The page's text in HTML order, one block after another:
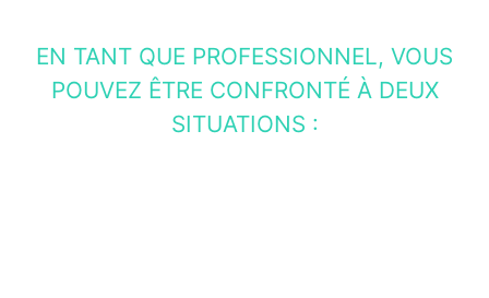
EN TANT QUE PROFESSIONNEL, VOUS
POUVEZ ÊTRE CONFRONTÉ À DEUX
SITUATIONS :